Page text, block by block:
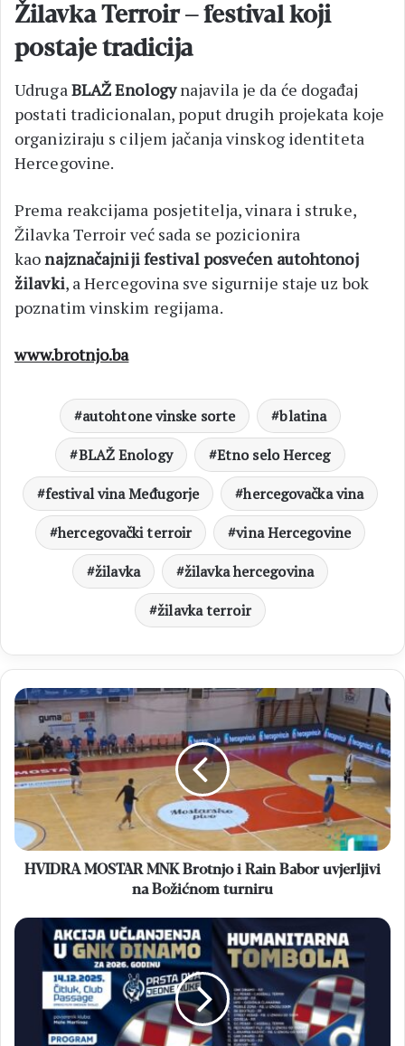
Žilavka Terroir – festival koji
postaje tradicija
Udruga BLAŽ Enologynajavila je da će događaj
postati tradicionalan, poput drugih projekata koje
organiziraju s ciljem jačanja vinskog identiteta
Hercegovine.
Prema reakcijama posjetitelja, vinara i struke,
Žilavka Terroir već sada se pozicionira
kaonajznačajniji festival posvećen autohtonoj
žilavki, a Hercegovina sve sigurnije staje uz bok
poznatim vinskim regijama.
www.brotnjo.ba
autohtone vinske sorte
blatina
BLAŽ Enology
Etno selo Herceg
festival vina Međugorje
hercegovačka vina
hercegovački terroir
vina Hercegovine
žilavka
žilavka hercegovina
žilavka terroir
HVIDRA
MOSTAR
Brotnjo
i
Rain
uvjerljivi
na
Božićnom
HVIDRA MOSTAR MNK Brotnjo i Rain Babor uvjerljivi
na Božićnom turniru
CLUB
PASSAGE
učlanjenja